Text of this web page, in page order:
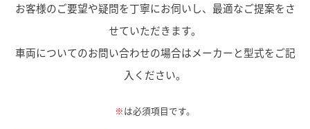
お客様のご要望や疑問を丁寧にお伺いし、最適なご提案をさ
せていただきます。
車両についてのお問い合わせの場合はメーカーと型式をご記
入ください。
※は必須項目です。